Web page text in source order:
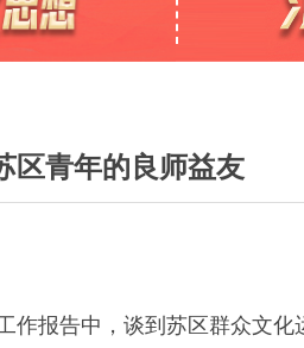
经典常读 文
区青年的良师益友
报告中，谈到苏区群众文